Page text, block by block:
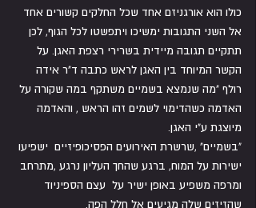
כולו הוא אורגניזם אחד שכל החלקים קשורים אחד
אל השני התגובות ימשיכו ויתפשטו לכל הגוף, לכן
תתקיים תגובה מיידית בשרירי רצפת האגן. על
הקשר המיוחד בין האגן לראש כתבה ד"ר אידה
רולף "מה שנמצא בשמיים משתקף במה שקורה על
האדמה כשהדימוי לשמים זהו הראש , והאדמה
מיוצגת ע"י האגן.
"בשמיים" ,שרשרת האירועים הפסיכופיזיים  ישפיעו
ישירות על המוח, ברגע שהחך העליון נרגע ,מתרחב
ומרפה משפיע באופן ישיר על  עצם הספיניוד
שהזיזים שלה מגיעים אל חלל הפה.